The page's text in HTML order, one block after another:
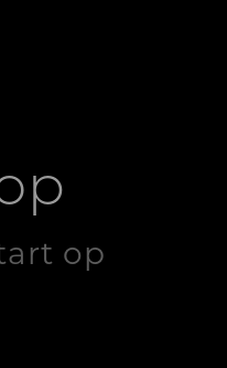
op